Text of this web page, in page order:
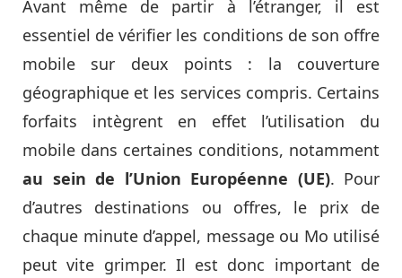
Avant même de partir à l’étranger, il est
essentiel de vérifier les conditions de son offre
mobile sur deux points : la couverture
géographique et les services compris. Certains
forfaits intègrent en effet l’utilisation du
mobile dans certaines conditions, notamment
au sein de l’Union Européenne (UE). Pour
d’autres destinations ou offres, le prix de
chaque minute d’appel, message ou Mo utilisé
peut vite grimper. Il est donc important de